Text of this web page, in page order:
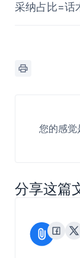
采纳占比=话
您的感觉
分享这篇